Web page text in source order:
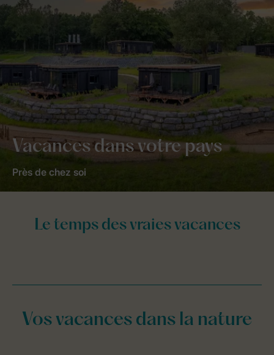
Vacances dans votre pays
Près de chez soi
Vos vacances dans la nature